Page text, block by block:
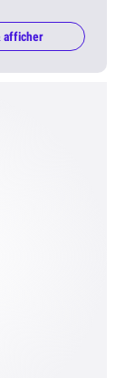
afficher